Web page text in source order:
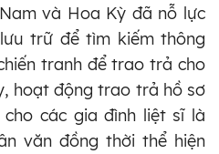
và Hoa Kỳ đã nỗ lực
trữ để tìm kiếm thông
tranh để trao trả cho
hoạt động trao trả hồ sơ
các gia đình liệt sĩ là
văn đồng thời thể hiện